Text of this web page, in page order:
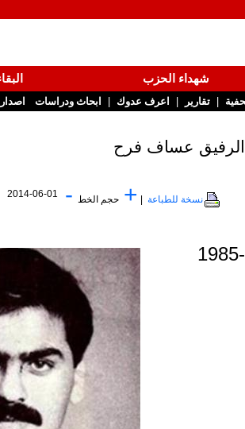
شهداء الحزب
البقاء للأمة
تقارير |اعرف عدوك|ابحاث ودراسات اصدارات
نسخة للطباعة |
+حجم الخط-
2014-06-01